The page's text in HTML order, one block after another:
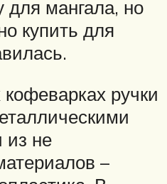
для мангала, но
купить для
ручки
из не
–